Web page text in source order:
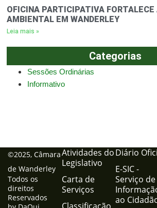
Categorias
Sessões Ordinárias
Informativo
OFICINA PARTICIPATIVA FORTALECE
AMBIENTAL EM WANDERLEY
Leia mais »
©2025, Câmara
de Wanderley
Todos os
direitos
Reservados
Atividades do
Legislativo
Carta de
Serviços
Diário
E-SIC -
Serviço de
ao